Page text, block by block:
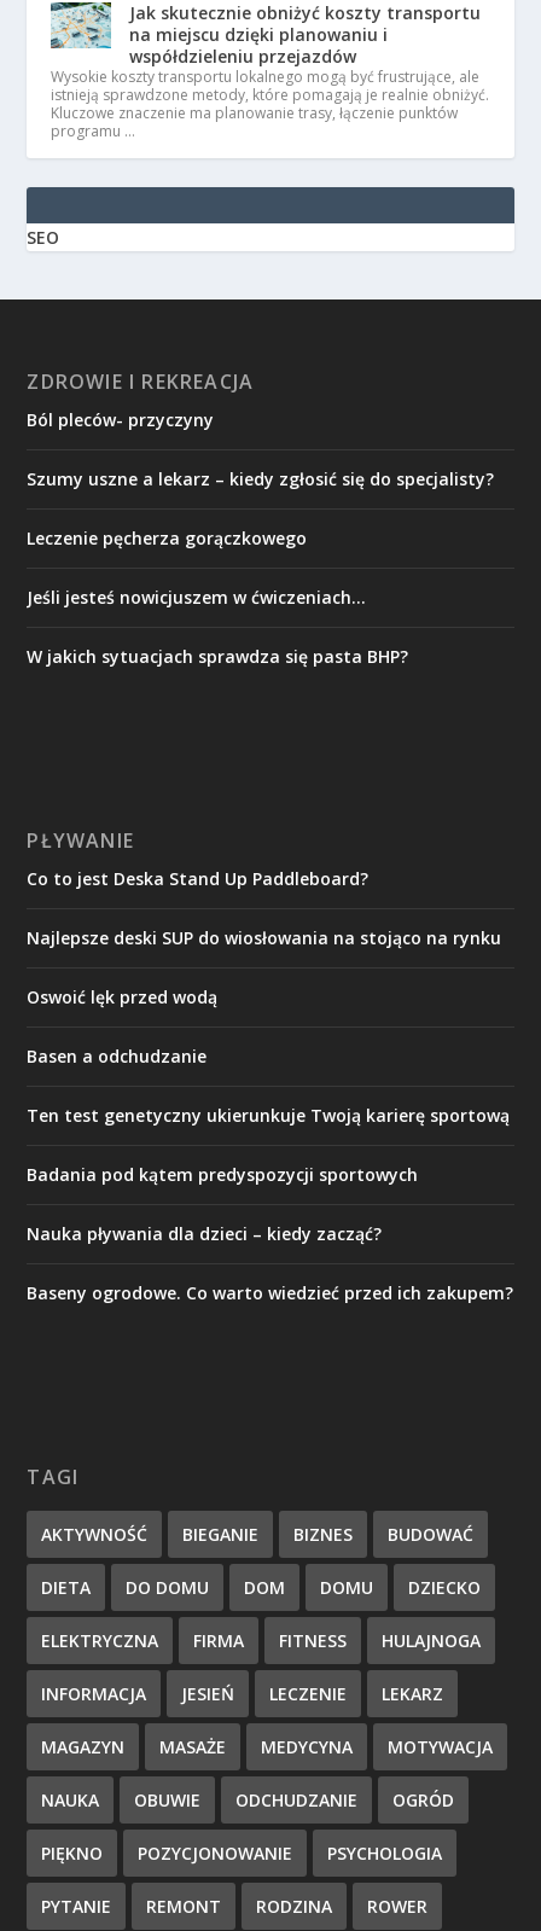
Jak skutecznie obniżyć koszty transportu
na miejscu dzięki planowaniu i
współdzieleniu przejazdów
Wysokie koszty transportu lokalnego mogą być frustrujące, ale
istnieją sprawdzone metody, które pomagają je realnie obniżyć.
Kluczowe znaczenie ma planowanie trasy, łączenie punktów
programu …
SEO
ZDROWIE I REKREACJA
Ból pleców- przyczyny
Szumy uszne a lekarz – kiedy zgłosić się do specjalisty?
Leczenie pęcherza gorączkowego
Jeśli jesteś nowicjuszem w ćwiczeniach…
W jakich sytuacjach sprawdza się pasta BHP?
PŁYWANIE
Co to jest Deska Stand Up Paddleboard?
Najlepsze deski SUP do wiosłowania na stojąco na rynku
Oswoić lęk przed wodą
Basen a odchudzanie
Ten test genetyczny ukierunkuje Twoją karierę sportową
Badania pod kątem predyspozycji sportowych
Nauka pływania dla dzieci – kiedy zacząć?
Baseny ogrodowe. Co warto wiedzieć przed ich zakupem?
TAGI
AKTYWNOŚĆ BIEGANIE BIZNES BUDOWAĆ
DIETA DO DOMU DOM DOMU DZIECKO
ELEKTRYCZNA FIRMA FITNESS HULAJNOGA
INFORMACJA JESIEŃ LECZENIE LEKARZ
MAGAZYN MASAŻE MEDYCYNA MOTYWACJA
NAUKA OBUWIE ODCHUDZANIE OGRÓD
PIĘKNO POZYCJONOWANIE PSYCHOLOGIA
PYTANIE REMONT RODZINA ROWER